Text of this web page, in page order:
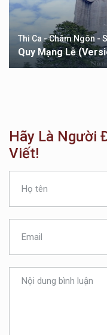
Thi Ca - Châm Ngôn -
Quy Mạng Lễ
Hãy Là Người
Viết!